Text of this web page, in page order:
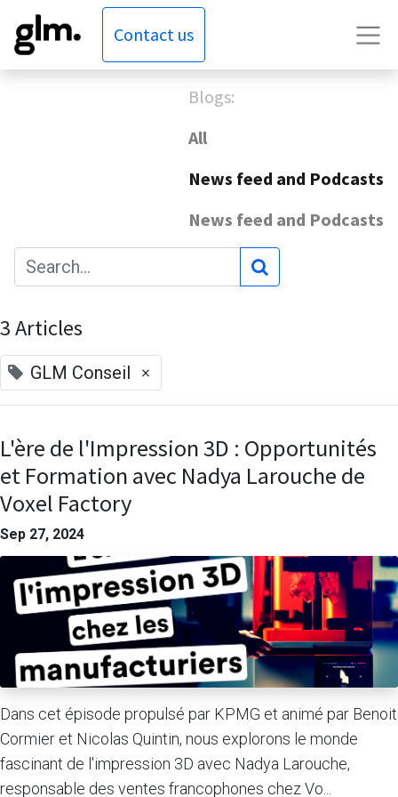
Contact us
Blogs:
All
News feed and Podcasts
News feed and Podcasts
3 Articles
GLM Conseil ×
L'ère de l'Impression 3D : Opportunités
et Formation avec Nadya Larouche de
Voxel Factory
Sep 27, 2024
Dans cet épisode propulsé par KPMG et animé par Benoit
Cormier et Nicolas Quintin, nous explorons le monde
fascinant de l'impression 3D avec Nadya Larouche,
responsable des ventes francophones chez Vo...